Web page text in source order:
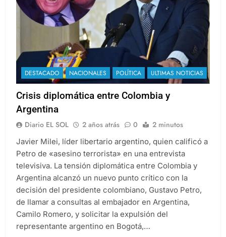
DESTACADO NACIONALES POLÍTICA ULTIMAS NOTICIAS
Crisis diplomática entre Colombia y
Argentina
Diario EL SOL 2 años atrás 0 2 minutos
Javier Milei, líder libertario argentino, quien calificó a
Petro de «asesino terrorista» en una entrevista
televisiva. La tensión diplomática entre Colombia y
Argentina alcanzó un nuevo punto crítico con la
decisión del presidente colombiano, Gustavo Petro,
de llamar a consultas al embajador en Argentina,
Camilo Romero, y solicitar la expulsión del
representante argentino en Bogotá,…